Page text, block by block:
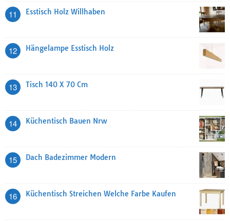
11 Esstisch Holz Willhaben
12 Hängelampe Esstisch Holz
13 Tisch 140 X 70 Cm
14 Küchentisch Bauen Nrw
15 Dach Badezimmer Modern
16 Küchentisch Streichen Welche Farbe Kaufen